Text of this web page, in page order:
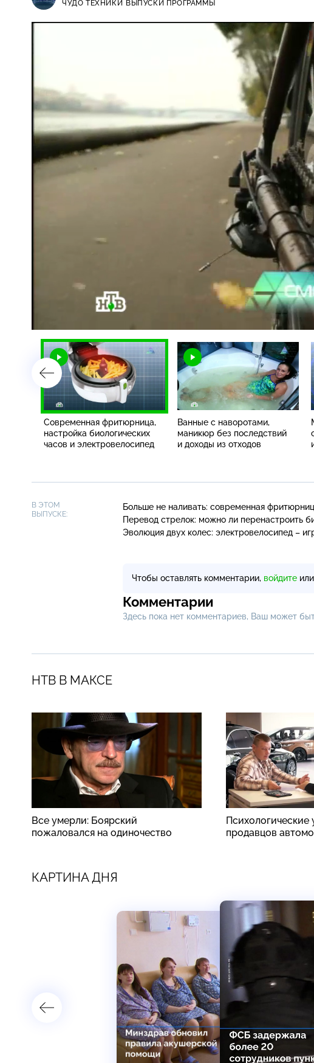
ЧУДО ТЕХНИКИ ВЫПУСКИ ПРОГРАММЫ
/
Современная фритюрница,
настройка биологических
часов и электровелосипед
Ванные с наворотами,
маникюр без последствий
и доходы из отходов
В ЭТОМ
ВЫПУСКЕ:
Больше не наливать: современная
Перевод стрелок: можно ли перенастроить
Эволюция двух колес: электровелосипед –
Чтобы оставлять комментарии, войдите или
Комментарии
Здесь пока нет комментариев, Ваш может
НТВ В МАКСЕ
Все умерли: Боярский
пожаловался на одиночество
Психологические
продавцов
КАРТИНА ДНЯ